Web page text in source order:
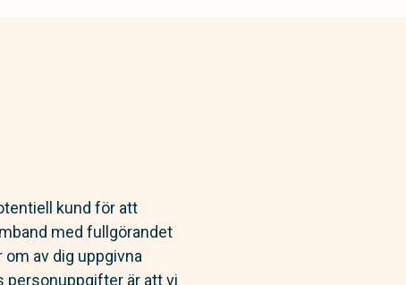
kund för att
med fullgörandet
av dig uppgivna
personuppgifter är att vi